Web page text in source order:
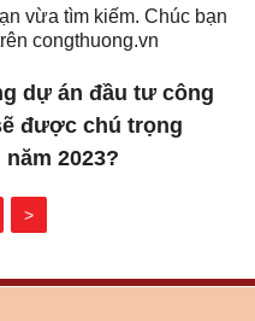
vừa tìm kiếm. Chúc bạn
congthuong.vn
dự án đầu tư công
được chú trọng
2023?
>